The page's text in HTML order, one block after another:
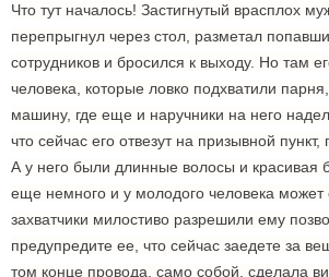
Что тут началось! Застигнутый врасплох
перепрыгнул через стол, разметал
сотрудников и бросился к выходу. Но там
человека, которые ловко подхватили
машину, где еще и наручники на него
что сейчас его отвезут на призывной пункт,
А у него были длинные волосы и красивая
еще немного и у молодого человека может
захватчики милостиво разрешили ему
предупредите ее, что сейчас заедете за
том конце провода, само собой, сделала